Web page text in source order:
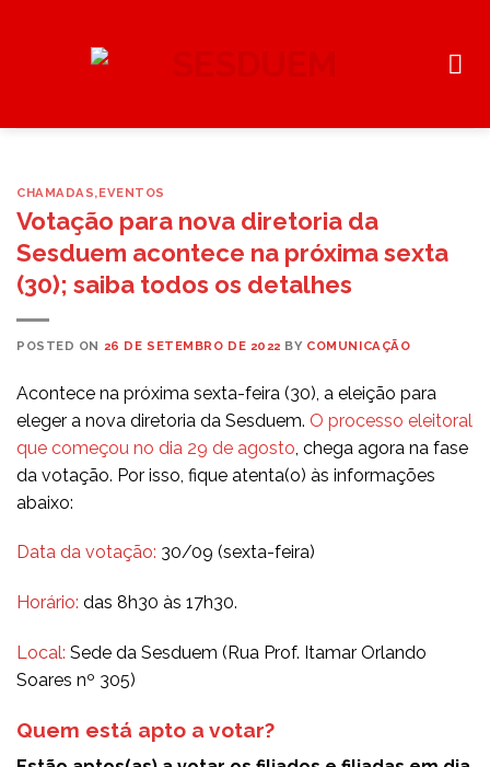
CHAMADAS,EVENTOS
Votação para nova diretoria da
Sesduem acontece na próxima sexta
(30); saiba todos os detalhes
POSTED ON 26 DE SETEMBRO DE 2022 BY COMUNICAÇÃO
Acontece na próxima sexta-feira (30), a eleição para
eleger a nova diretoria da Sesduem. O processo eleitoral
que começou no dia 29 de agosto , chega agora na fase
da votação. Por isso, fique atenta(o) às informações
abaixo:
Data da votação: 30/09 (sexta-feira)
Horário: das 8h30 às 17h30.
Local: Sede da Sesduem (Rua Prof. Itamar Orlando
Soares nº 305)
Quem está apto a votar?